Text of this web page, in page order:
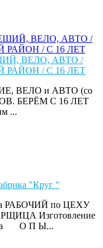
ВЕЛО, АВТО /
/ С 16 ЛЕТ
ВЕЛО и АВТО (со
БЕРЁМ С 16 ЛЕТ
...
"Круг "
РАБОЧИЙ по ЦЕХУ
Изготовление
О П Ы...